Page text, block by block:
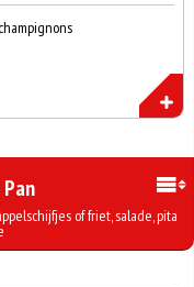
of friet, salade, pita